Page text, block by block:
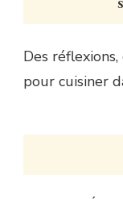
Des
pour cuisiner